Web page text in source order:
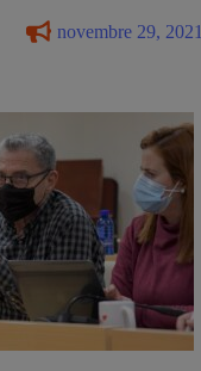
novembre 29, 2021